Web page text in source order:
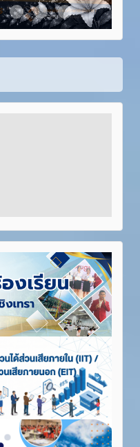
Item 25Item 26Item 27Item 28